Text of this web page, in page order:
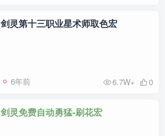
剑灵第十三职业星术师取色宏
6年前 6.7W+ 0
剑灵免费自动勇猛-刷花宏